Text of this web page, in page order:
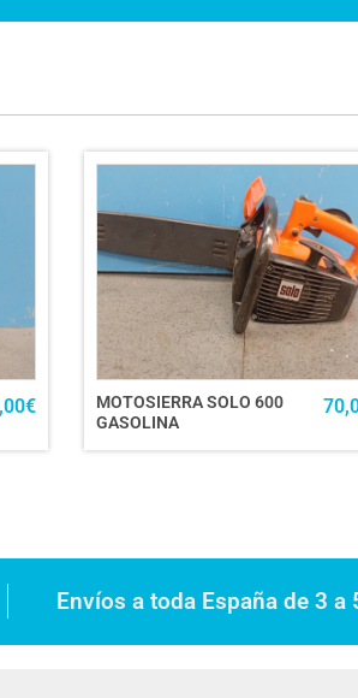
€
MOTOSIERRA SOLO 600
GASOLINA
Envíos a toda España de 3 a